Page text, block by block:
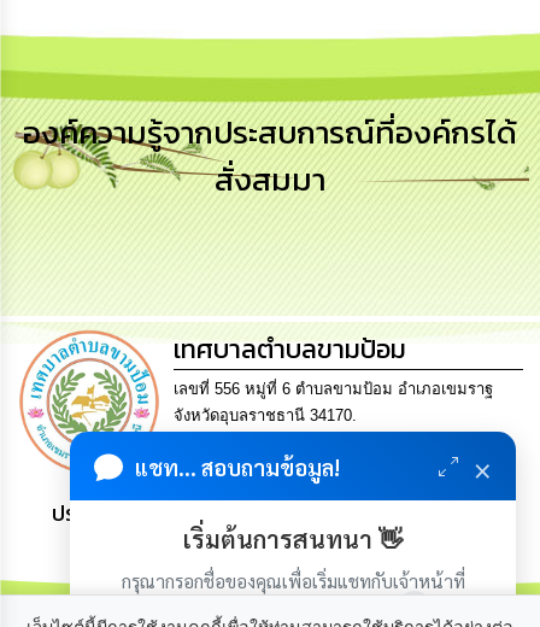
ส่ง
เสริม
ความ
โปร่งใส
การ
จัด
ซื้อ
จัด
การ
เงิน
การ
คลัง
นโยบาย
No
Gift
การ
องค์ความรู้จากประสบการณ์ที่องค์กรได้
สั่งสมมา
แชท... สอบถามข้อมูล! ×
เริ่มต้นการสนทนา 👋
กรุณากรอกชื่อของคุณเพื่อเริ่มแชทกับเจ้าหน้าที่
เทศบาลตำบลขามป้อม
เลขที่ 556 หมู่ที่ 6 ตำบลขามป้อม อำเภอเขมราฐ
จังหวัดอุบลราชธานี 34170.
saraban@khampomcity.go.th
ประชาชน มีภูมิคุ้มกัน พึ่งพาตนเอง พอเพียง เป็นสุข